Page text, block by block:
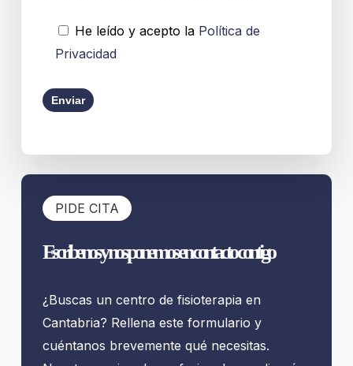
PIDE CITA
Escríbenos y nos ponemos en contacto contigo
¿Buscas un centro de fisioterapia en
Cantabria? Rellena este formulario y
cuéntanos brevemente qué necesitas.
He leído y acepto la Política de
Privacidad
Por favor, deja este campo vacío.
Por favor, deja este campo vacío.